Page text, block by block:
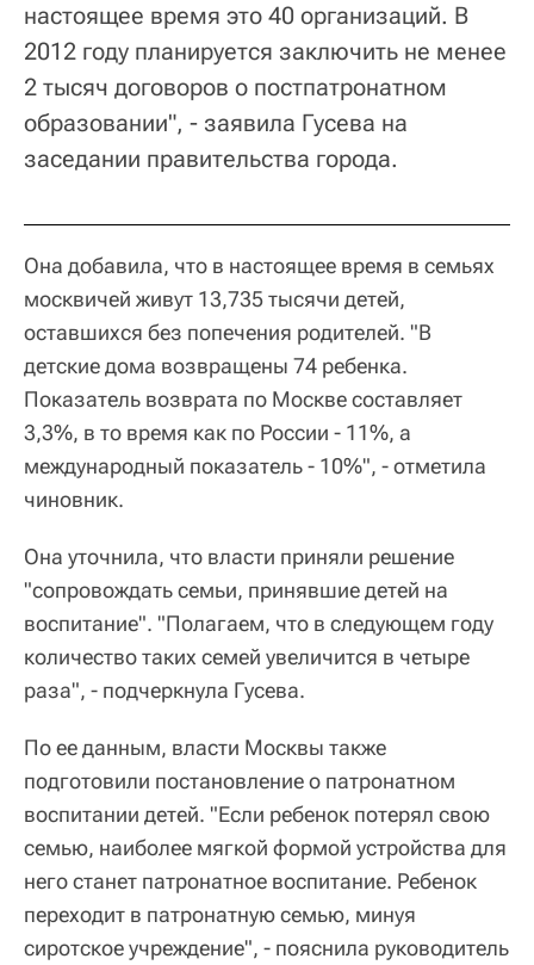
настоящее время это 40 организаций. В
2012 году планируется заключить не менее
2 тысяч договоров о постпатронатном
образовании", - заявила Гусева на
заседании правительства города.
Она добавила, что в настоящее время в семьях
москвичей живут 13,735 тысячи детей,
оставшихся без попечения родителей. "В
детские дома возвращены 74 ребенка.
Показатель возврата по Москве составляет
3,3%, в то время как по России - 11%, а
международный показатель - 10%", - отметила
чиновник.
Она уточнила, что власти приняли решение
"сопровождать семьи, принявшие детей на
воспитание". "Полагаем, что в следующем году
количество таких семей увеличится в четыре
раза", - подчеркнула Гусева.
По ее данным, власти Москвы также
подготовили постановление о патронатном
воспитании детей. "Если ребенок потерял свою
семью, наиболее мягкой формой устройства для
него станет патронатное воспитание. Ребенок
переходит в патронатную семью, минуя
сиротское учреждение", - пояснила руководитель